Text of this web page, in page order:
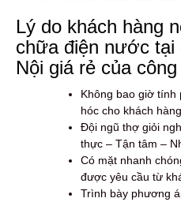
Lý do khách hàng
chữa điện nước tại
Nội giá rẻ của
Không bao giờ tính
hóc cho khách hàng
Đội ngũ thợ giỏi
thực – Tận tâm –
Có mặt nhanh
được yêu cầu từ
Trình bày phương